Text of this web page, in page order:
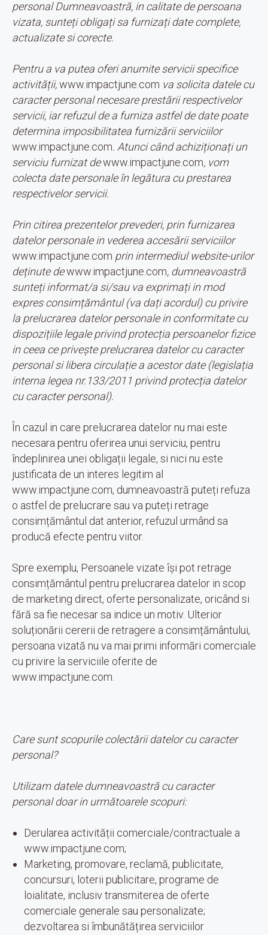
personal Dumneavoastră, in calitate de persoana
vizata, sunteți obligați sa furnizați date complete,
actualizate si corecte.
Pentru a va putea oferi anumite servicii specifice
activității,www.impactjune.com va solicita datele cu
caracter personal necesare prestării respectivelor
servicii, iar refuzul de a furniza astfel de date poate
determina imposibilitatea furnizării serviciilor
www.impactjune.com. Atunci când achiziționați un
serviciu furnizat dewww.impactjune.com, vom
colecta date personale în legătura cu prestarea
respectivelor servicii.
Prin citirea prezentelor prevederi, prin furnizarea
datelor personale in vederea accesării serviciilor
www.impactjune.com prin intermediul website-urilor
deținute dewww.impactjune.com, dumneavoastră
sunteți informat/a si/sau va exprimați in mod
expres consimțământul (va dați acordul) cu privire
la prelucrarea datelor personale in conformitate cu
dispozițiile legale privind protecția persoanelor fizice
in ceea ce privește prelucrarea datelor cu caracter
personal si libera circulație a acestor date (legislația
interna legea nr.133/2011 privind protecția datelor
cu caracter personal).
În cazul in care prelucrarea datelor nu mai este
necesara pentru oferirea unui serviciu, pentru
îndeplinirea unei obligații legale, si nici nu este
justificata de un interes legitim al
www.impactjune.com, dumneavoastră puteți refuza
o astfel de prelucrare sau va puteți retrage
consimțământul dat anterior, refuzul urmând sa
producă efecte pentru viitor.
Spre exemplu, Persoanele vizate își pot retrage
consimțământul pentru prelucrarea datelor in scop
de marketing direct, oferte personalizate, oricând si
fără sa fie necesar sa indice un motiv. Ulterior
soluționării cererii de retragere a consimțământului,
persoana vizată nu va mai primi informări comerciale
cu privire la serviciile oferite de
www.impactjune.com.
Care sunt scopurile colectării datelor cu caracter
personal?
Utilizam datele dumneavoastră cu caracter
personal doar in următoarele scopuri:
Derularea activității comerciale/contractuale a
www.impactjune.com;
Marketing, promovare, reclamă, publicitate,
concursuri, loterii publicitare, programe de
loialitate, inclusiv transmiterea de oferte
comerciale generale sau personalizate;
dezvoltarea si îmbunătățirea serviciilor